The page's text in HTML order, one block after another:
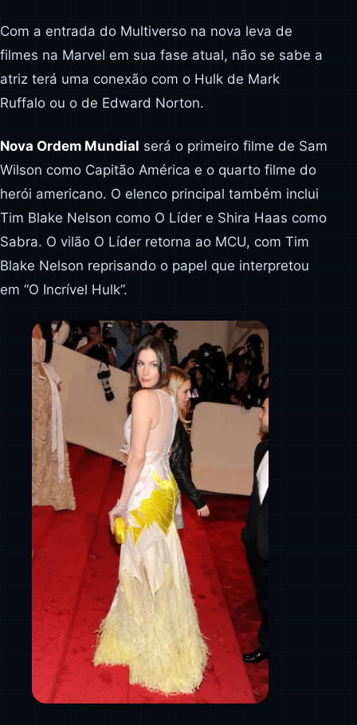
Com a entrada do Multiverso na nova leva de
filmes na Marvel em sua fase atual, não se sabe a
atriz terá uma conexão com o Hulk de Mark
Ruffalo ou o de Edward Norton.
Nova Ordem Mundial será o primeiro filme de Sam
Wilson como Capitão América e o quarto filme do
herói americano. O elenco principal também inclui
Tim Blake Nelson como O Líder e Shira Haas como
Sabra. O vilão O Líder retorna ao MCU, com Tim
Blake Nelson reprisando o papel que interpretou
em “O Incrível Hulk”.